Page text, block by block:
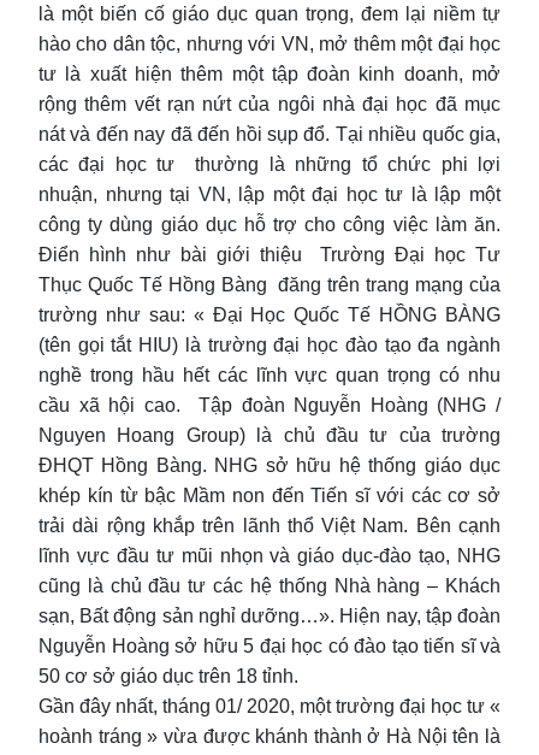
là một biến cố giáo dục quan trọng, đem lại niềm tự
hào cho dân tộc, nhưng với VN, mở thêm một đại học
tư là xuất hiện thêm một tập đoàn kinh doanh, mở
rộng thêm vết rạn nứt của ngôi nhà đại học đã mục
nát và đến nay đã đến hồi sụp đổ. Tại nhiều quốc gia,
các đại học tư thường là những tổ chức phi lợi
nhuận, nhưng tại VN, lập một đại học tư là lập một
công ty dùng giáo dục hỗ trợ cho công việc làm ăn.
Điển hình như bài giới thiệu Trường Đại học Tư
Thục Quốc Tế Hồng Bàng đăng trên trang mạng của
trường như sau: « Đại Học Quốc Tế HỒNG BÀNG
(tên gọi tắt HIU) là trường đại học đào tạo đa ngành
nghề trong hầu hết các lĩnh vực quan trọng có nhu
cầu xã hội cao. Tập đoàn Nguyễn Hoàng (NHG /
Nguyen Hoang Group) là chủ đầu tư của trường
ĐHQT Hồng Bàng. NHG sở hữu hệ thống giáo dục
khép kín từ bậc Mầm non đến Tiến sĩ với các cơ sở
trải dài rộng khắp trên lãnh thổ Việt Nam. Bên cạnh
lĩnh vực đầu tư mũi nhọn và giáo dục-đào tạo, NHG
cũng là chủ đầu tư các hệ thống Nhà hàng – Khách
sạn, Bất động sản nghỉ dưỡng…». Hiện nay, tập đoàn
Nguyễn Hoàng sở hữu 5 đại học có đào tạo tiến sĩ và
50 cơ sở giáo dục trên 18 tỉnh.
Gần đây nhất, tháng 01/ 2020, một trường đại học tư «
hoành tráng » vừa được khánh thành ở Hà Nội tên là